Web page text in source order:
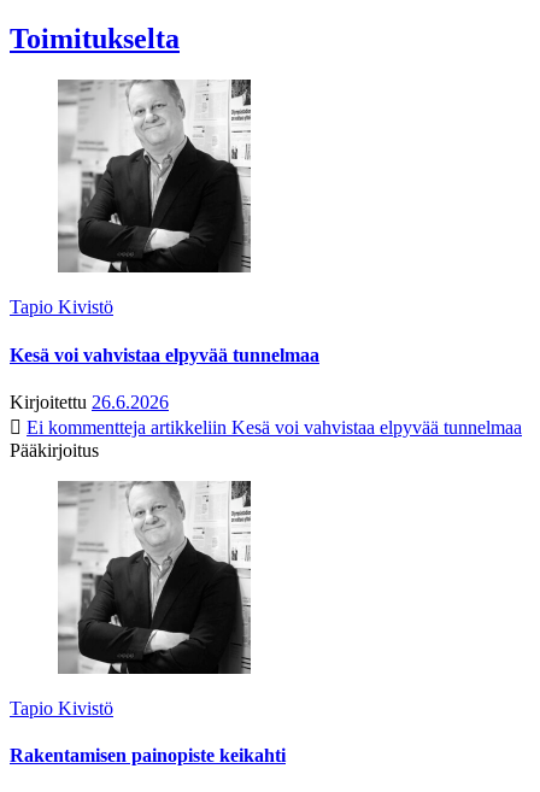
Toimitukselta
Tapio Kivistö
Kesä voi vahvistaa elpyvää tunnelmaa
Kirjoitettu 26.6.2026
Ei kommentteja artikkeliin Kesä voi vahvistaa elpyvää tunnelmaa
Pääkirjoitus
Tapio Kivistö
Rakentamisen painopiste keikahti